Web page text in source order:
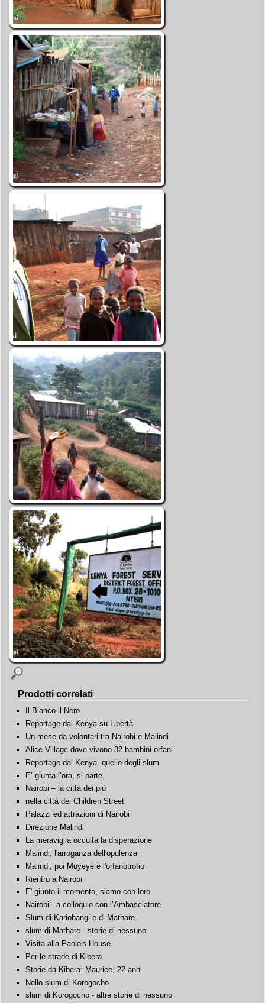
Prodotti correlati
Il Bianco il Nero
Reportage dal Kenya su Libertà
Un mese da volontari tra Nairobi e Malindi
Alice Village dove vivono 32 bambini orfani
Reportage dal Kenya, quello degli slum
E’ giunta l’ora, si parte
Nairobi – la città dei più
nella città dei Children Street
Palazzi ed attrazioni di Nairobi
Direzione Malindi
La meraviglia occulta la disperazione
Malindi, l'arroganza dell'opulenza
Malindi, poi Muyeye e l'orfanotrofio
Rientro a Nairobi
E' giunto il momento, siamo con loro
Nairobi - a colloquio con l’Ambasciatore
Slum di Kariobangi e di Mathare
slum di Mathare - storie di nessuno
Visita alla Paolo's House
Per le strade di Kibera
Storie da Kibera: Maurice, 22 anni
Nello slum di Korogocho
slum di Korogocho - altre storie di nessuno